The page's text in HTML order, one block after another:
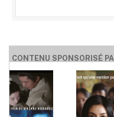
CONTENU SPONSORISÉ